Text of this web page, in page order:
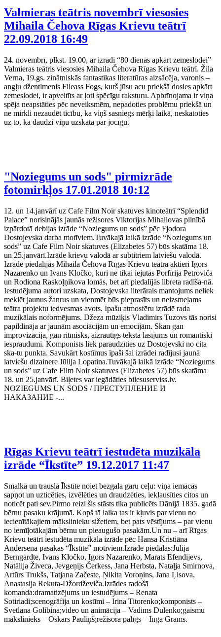
Valmieras teātris novembrī viesosies
Mihaila Čehova Rīgas Krievu teātrī
22.09.2018 16:49
24. novembrī, plkst. 19.00, ar izrādi “80 dienās apkārt zemeslodei”
Valmieras teātris viesosies Mihaila Čehova Rīgas Krievu teātrī. Žila
Verna, 19.gs. zinātniskās fantastikas literatūras aizsācēja, varonis –
angļu džentlmenis Fileass Fogs, kurš jūsu acu priekšā dosies apkārt
zemeslodei, ir apveltīts ar ļoti spēcīgu raksturu. Apbrīnojama ir viņa
spēja neapstāties pēc neveiksmēm, nepadoties problēmu priekšā un
ne mirkli nezaudēt ticību, ka viņš sasniegs mērķi laikā, neskatoties
uz to, ka daudzi viņu uzskata par jocīgu.
"Noziegums un sods" pirmizrāde
fotomirkļos 17.01.2018 10:12
12. un 14.janvārī uz Cafe Film Noir skatuves kinoteātrī “Splendid
Palace” norisinājās jaunās režisores Viktorijas Mihailovas pilnībā
izpārdotā debijas izrāde “Noziegums un sods” pēc Fjodora
Dostojevska darba motīviem.Tuvākajā laikā izrāde “Noziegums un
sods” uz Cafe Film Noir skatuves (Elizabetes 57) būs skatāma 18.
un 25.janvārī.Izrāde krievu valodā ar subtitriem latviešu valodā.
Izrādē piedalījās Mihaila Čehova Rīgas Krievu teātra aktieri Igors
Nazarenko un Ivans Kločko, kuri ne tikai iejutās Porfīrija Petroviča
un Rodiona Raskoļņikova lomās, bet arī piedalījās libreta radīša-nā.
Iestudējuma autori uzskata, Dostojevska literārais mantojums neliek
meklēt jaunus žanrus un vienmēr būs pieprasīts un neizsmeļams
teātra projektu iedvesmas avots. Īpašu atmosfēru izrādē rada
muzikālais noformējums. Džeza mūziķis Vladimirs Tuzovs tās norisi
papildināja ar jaunām asociācijām un emocijām. Skan gan
improvizācija, gan ritmisks, aizrautīgs teksta lasījums un romantiski
iespraudumi. Komponists liek paraudzīties uz Dostojevski no cita
ska-tu punkta. Savukārt kostīmus īpaši šai izrādei radījusi jaunā
latviešu dizainere Jūlija Lopatina.Tuvākajā laikā izrāde “Noziegums
un sods” uz Cafe Film Noir skatuves (Elizabetes 57) būs skatāma
18. un 25.janvārī. Biļetes var iegādāties bilesuserviss.lv.
NOZIEGUMS UN SODS / ПРЕСТУПЛЕНИЕ И
НАКАЗАНИЕ -...
Rīgas Krievu teātrī iestudēta muzikāla
izrāde “Īkstīte” 19.12.2017 11:47
Smalkā un trauslā Īkstīte noiet bezgala garu ceļu: viņa iemācās
sapņot un uzticēties, izvēlēties un draudzēties, ieklausīties citos un
noticēt pati sev.Pirmo reizi šis stāsts tika publicēts Dānijā 1835. gadā
bērnu pasaku krājumā. Kopš tā laika tas ir kļuvis par vienu no
iecienītākajiem mākslinieku sižetiem, bet pats vēstījums – par vienu
no iemīļotākajām bērnu un pieaugušo pasakām.Un nu – arī Rīgas
Krievu teātrī iestudēta muzikāla izrāde pēc Hansa Kristiāna
Andersena pasakas “Īkstīte” motīviem.Izrādē piedalās:Jūlija
Berngardte, Ivans Kločko, Igors Nazarenko, Marats Efendijevs,
Natālija Živeca, Jevgeņijs Čerkess, Jana Herbsta, Nataļja Smirnova,
Artūrs Trukšs, Tatjana Začeste, Ņikita Voroņins, Jana Ļisova,
Anastasija Rekuta-Džordževiča.Izrādes radošā
komanda:dramatizējums un iestudējums – Renata
Sotiriadi;scenogrāfija un kostīmi – Irina Titorenko;komponists –
Svetlana Golibina;video un animācija – Vadims Dulenko;gaismu
mākslinieks – Oskars Pauliņš;režisora palīgs – Inga Grams.